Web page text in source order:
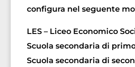
configura nel seguente
LES – Liceo Economico
Scuola secondaria di
Scuola secondaria di